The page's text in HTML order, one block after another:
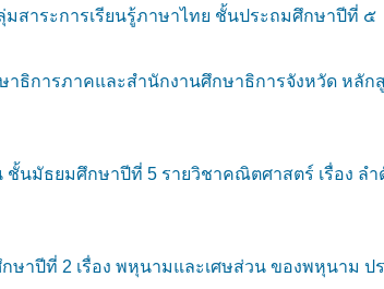
สาระการเรียนรู้ภาษาไทย ชั้นประถมศึกษาปีที่ ๕
ธิการภาคและสำนักงานศึกษาธิการจังหวัด หลั
นมัธยมศึกษาปีที่ 5 รายวิชาคณิตศาสตร์ เรื่อง
าปีที่ 2 เรื่อง พหุนามและเศษส่วน ของพหุนาม ป